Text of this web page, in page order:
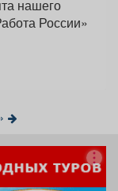
России»